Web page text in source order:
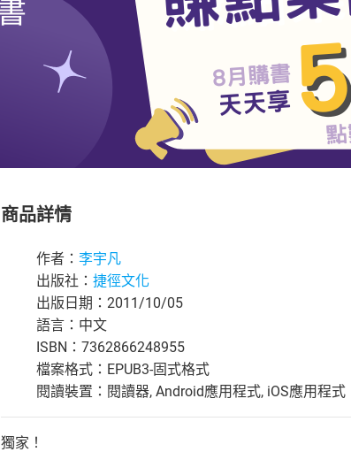
商品詳情
作者： 李宇凡
出版社： 捷徑文化
出版日期：2011/10/05
語言：中文
ISBN：7362866248955
檔案格式：EPUB3-固式格式
閱讀裝置：閱讀器, Android應用程式, iOS應用程式
獨家！